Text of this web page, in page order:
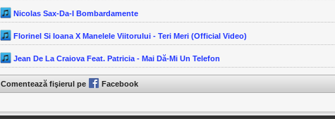
Nicolas Sax-Da-I Bombardamente
Florinel Si Ioana X Manelele Viitorului - Teri Meri (Official Video)
Jean De La Craiova Feat. Patricia - Mai Dă-Mi Un Telefon
Comentează fişierul pe Facebook